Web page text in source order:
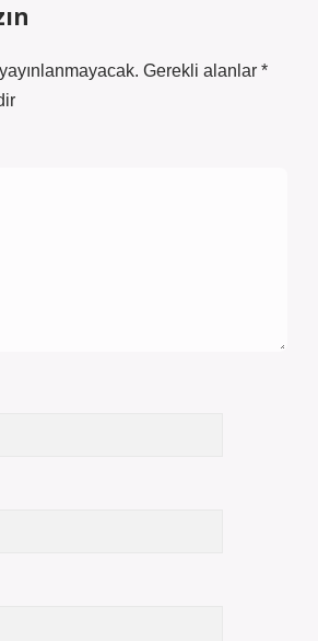
Gerekli alanlar *